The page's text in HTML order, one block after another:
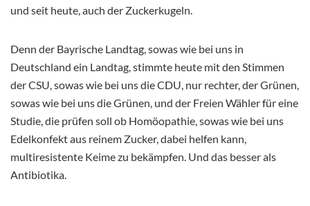
und seit heute, auch der Zuckerkugeln.
Denn der Bayrische Landtag, sowas wie bei uns in
Deutschland ein Landtag, stimmte heute mit den Stimmen
der CSU, sowas wie bei uns die CDU, nur rechter, der Grünen,
sowas wie bei uns die Grünen, und der Freien Wähler für eine
Studie, die prüfen soll ob Homöopathie, sowas wie bei uns
Edelkonfekt aus reinem Zucker, dabei helfen kann,
multiresistente Keime zu bekämpfen. Und das besser als
Antibiotika.